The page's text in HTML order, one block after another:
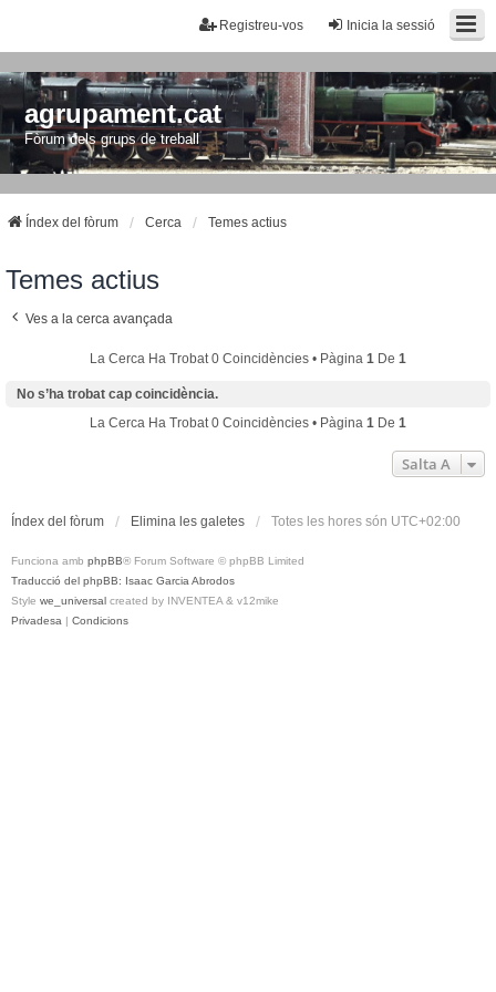
Inicia la sessió
Registreu-vos
agrupament.cat
Fòrum dels grups de treball
Índex del fòrum Cerca Temes actius
Temes actius
Ves a la cerca avançada
La Cerca Ha Trobat 0 Coincidències • Pàgina 1 De 1
No s’ha trobat cap coincidència.
La Cerca Ha Trobat 0 Coincidències • Pàgina 1 De 1
Salta A
Índex del fòrum Elimina les galetes Totes les hores són UTC+02:00
Funciona amb phpBB® Forum Software © phpBB Limited
Traducció del phpBB: Isaac Garcia Abrodos
Style we_universal created by INVENTEA & v12mike
Privadesa | Condicions